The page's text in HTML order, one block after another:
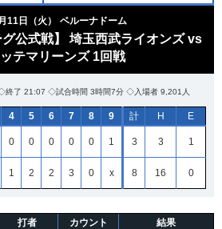
11日（火） ベルーナドーム
グ公式戦】 埼玉西武ライオンズ vs
テマリーンズ 1回戦
終了 21:07 ◇試合時間 3時間7分 ◇入場者 9,201人
4 5 6 7 8 9 計 H E
0 0 0 0 0 1 3 3 1
1 2 2 3 0 x 8 16 0
打者 カウント 結果